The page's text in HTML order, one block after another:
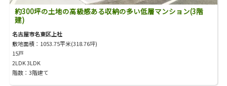
約300坪の土地の高級感ある収納の多い低層マンション(3階
建)
名古屋市名東区上社
敷地面積：1053.75平米(318.76坪)
15戸
2LDK 3LDK
階数：3階建て